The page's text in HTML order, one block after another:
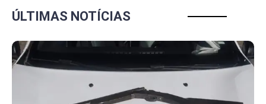
ÚLTIMAS NOTÍCIAS